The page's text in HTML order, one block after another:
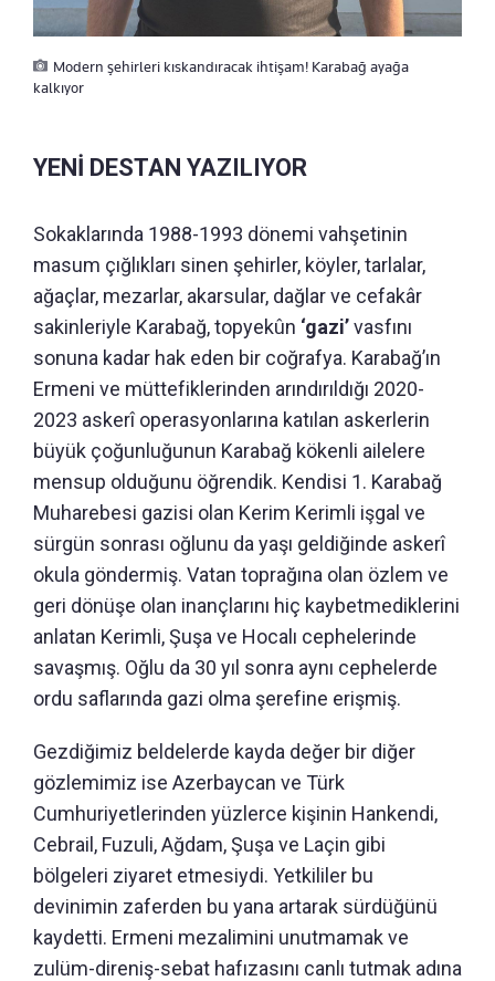
Modern şehirleri kıskandıracak ihtişam! Karabağ ayağa
kalkıyor
YENİ DESTAN YAZILIYOR
Sokaklarında 1988-1993 dönemi vahşetinin
masum çığlıkları sinen şehirler, köyler, tarlalar,
ağaçlar, mezarlar, akarsular, dağlar ve cefakâr
sakinleriyle Karabağ, topyekûn ‘gazi’vasfını
sonuna kadar hak eden bir coğrafya. Karabağ’ın
Ermeni ve müttefiklerinden arındırıldığı 2020-
2023 askerî operasyonlarına katılan askerlerin
büyük çoğunluğunun Karabağ kökenli ailelere
mensup olduğunu öğrendik. Kendisi 1. Karabağ
Muharebesi gazisi olan Kerim Kerimli işgal ve
sürgün sonrası oğlunu da yaşı geldiğinde askerî
okula göndermiş. Vatan toprağına olan özlem ve
geri dönüşe olan inançlarını hiç kaybetmediklerini
anlatan Kerimli, Şuşa ve Hocalı cephelerinde
savaşmış. Oğlu da 30 yıl sonra aynı cephelerde
ordu saflarında gazi olma şerefine erişmiş.
Gezdiğimiz beldelerde kayda değer bir diğer
gözlemimiz ise Azerbaycan ve Türk
Cumhuriyetlerinden yüzlerce kişinin Hankendi,
Cebrail, Fuzuli, Ağdam, Şuşa ve Laçin gibi
bölgeleri ziyaret etmesiydi. Yetkililer bu
devinimin zaferden bu yana artarak sürdüğünü
kaydetti. Ermeni mezalimini unutmamak ve
zulüm-direniş-sebat hafızasını canlı tutmak adına